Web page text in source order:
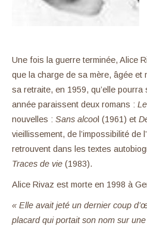
Une fois la guerre terminée, Alice
que la charge de sa mère, âgée et
sa retraite, en 1959, qu’elle
année paraissent deux romans :
nouvelles : Sans alcoo l (1961) et
vieillissement, de l’impossibilité
retrouvent dans les textes
Traces de vie (1983).
Alice Rivaz est morte en 1998 à
« Elle avait jeté un dernier coup
placard qui portait son nom sur